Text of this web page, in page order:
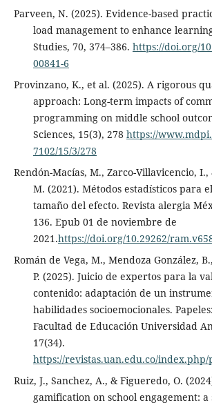
Parveen, N. (2025). Evidence-based
load management to enhance
Studies, 70, 374–386. https://doi.org/
00841-6
Provinzano, K., et al. (2025). A rigorous
approach: Long-term impacts of
programming on middle school
Sciences, 15(3), 278 https://
7102/15/3/278
Rendón-Macías, M., Zarco-Villavicencio, I.,
M. (2021). Métodos estadísticos para
tamaño del efecto. Revista alergia
136. Epub 01 de noviembre de
2021.https://doi.org/10.29262/
Román de Vega, M., Mendoza González,
P. (2025). Juicio de expertos para la
contenido: adaptación de un
habilidades socioemocionales.
Facultad de Educación Universidad
17(34).
https://revistas.uan.edu.co/
Ruiz, J., Sanchez, A., & Figueredo, O.
gamification on school engagement: a